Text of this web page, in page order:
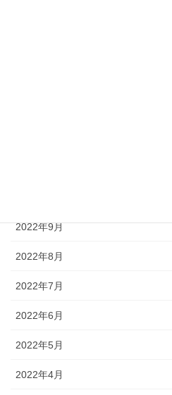
2022年9月
2022年8月
2022年7月
2022年6月
2022年5月
2022年4月